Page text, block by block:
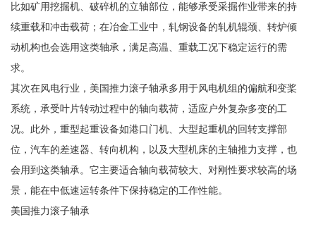
比如矿用挖掘机、破碎机的立轴部位，能够承受采掘作业带来的持
续重载和冲击载荷；在冶金工业中，轧钢设备的轧机辊颈、转炉倾
动机构也会选用这类轴承，满足高温、重载工况下稳定运行的需
求。
其次在风电行业，美国推力滚子轴承多用于风电机组的偏航和变桨
系统，承受叶片转动过程中的轴向载荷，适应户外复杂多变的工
况。此外，重型起重设备如港口门机、大型起重机的回转支撑部
位，汽车的差速器、转向机构，以及大型机床的主轴推力支撑，也
会用到这类轴承。它主要适合轴向载荷较大、对刚性要求较高的场
景，能在中低速运转条件下保持稳定的工作性能。
美国推力滚子轴承